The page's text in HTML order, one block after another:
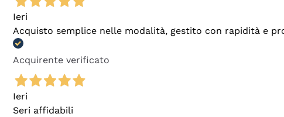
Ieri
Acquisto semplice nelle modalità, gestito con rapidità e
Acquirente verificato
Ieri
Seri affidabili